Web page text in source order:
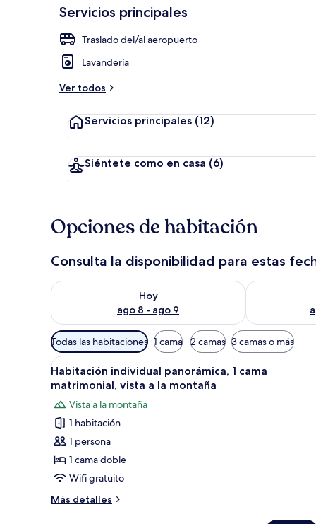
Desayuno a
Servicios principales
Traslado del/al aeropuerto
Lavandería
Ver todos
Servicios principales (12)
Siéntete como en casa (6)
Opciones de habitación
Consulta la disponibilidad para estas
Hoy
ago 8 - ago 9
Consulta la disponibilidad para hoy ago 8 - ago 9
Consulta la
Filtros
disponibles
para
las
Todas las habitaciones 1 cama 2 camas 3 camas o más
Abrir
todas
fotos
de
Habitación
individual
panorámica,
1
cama
Habitación de hotel con
7
Habitación individual panorámica, 1 cama
matrimonial, vista a la montaña
Vista a la montaña
1 habitación
1 persona
1 cama doble
Wifi gratuito
Más detalles
Más